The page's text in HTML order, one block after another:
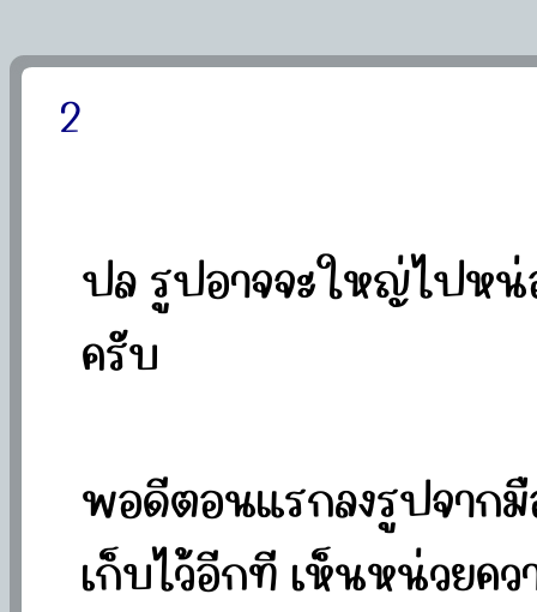
2
ปล รูปอาจจะใหญ่ไปหน่
ครับ
พอดีตอนแรกลงรูปจาก
เก็บไว้อีกที เห็นหน่วยค